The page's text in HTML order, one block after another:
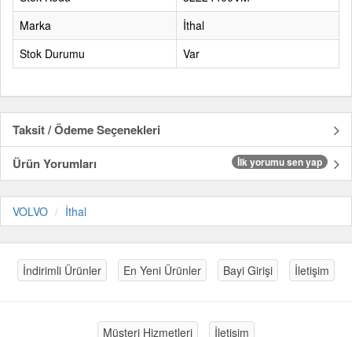
Marka
İthal
Stok Durumu
Var
Taksit / Ödeme Seçenekleri
Ürün Yorumları
İlk yorumu sen yap
VOLVO İthal
İndirimli Ürünler En Yeni Ürünler Bayi Girişi İletişim
Müşteri Hizmetleri İletişim